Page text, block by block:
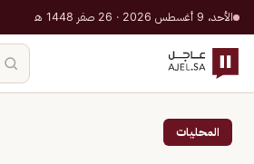
الأحد، 9 أغسطس 2026 · 26 صفر 1448 هـ
المحليات